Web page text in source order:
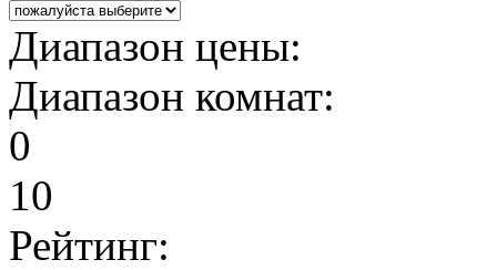
Диапазон цены:
Диапазон комнат:
0
10
Рейтинг: